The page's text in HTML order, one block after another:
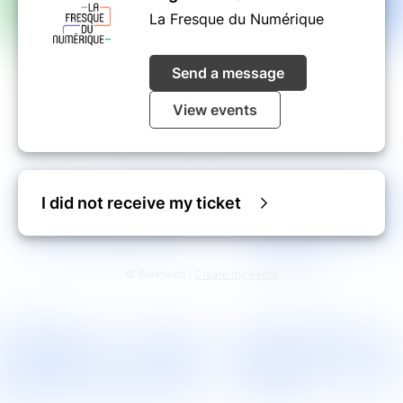
entre les participants sur le sujet.
La Fresque du Numérique
Send a message
View events
I did not receive my ticket